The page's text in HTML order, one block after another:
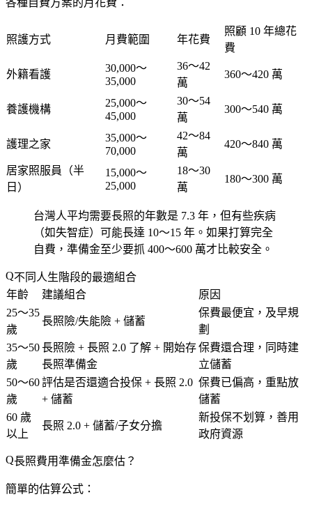
各種自費方案的月花費：
照護方式 月費範圍 年花費
照顧 10 年總花
費
外籍看護
30,000～
35,000
36～42
萬
360～420 萬
養護機構
25,000～
45,000
30～54
萬
300～540 萬
護理之家
35,000～
70,000
42～84
萬
420～840 萬
居家照服員（半
日）
15,000～
25,000
18～30
萬
180～300 萬
台灣人平均需要長照的年數是 7.3 年，但有些疾病
（如失智症）可能長達 10～15 年。如果打算完全
自費，準備金至少要抓 400～600 萬才比較安全。
不同人生階段的最適組合
年齡
建議組合
原因
25～35
歲
長照險/失能險 + 儲蓄
保費最便宜，及早規
劃
35～50
歲
長照險 + 長照 2.0 了解 + 開始存
長照準備金
保費還合理，同時建
立儲蓄
50～60
歲
評估是否還適合投保 + 長照 2.0
+ 儲蓄
保費已偏高，重點放
儲蓄
60 歲
以上
長照 2.0 + 儲蓄/子女分擔
新投保不划算，善用
政府資源
長照費用準備金怎麼估？
簡單的估算公式：